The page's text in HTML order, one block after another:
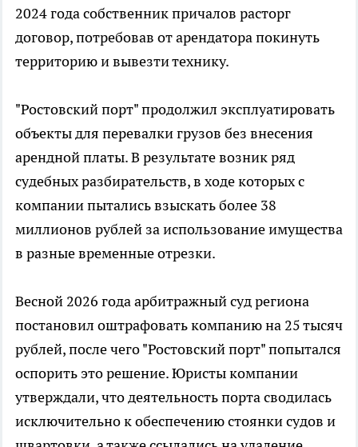
2024 года собственник причалов расторг
договор, потребовав от арендатора покинуть
территорию и вывезти технику.
"Ростовский порт" продолжил эксплуатировать
объекты для перевалки грузов без внесения
арендной платы. В результате возник ряд
судебных разбирательств, в ходе которых с
компании пытались взыскать более 38
миллионов рублей за использование имущества
в разные временные отрезки.
Весной 2026 года арбитражный суд региона
постановил оштрафовать компанию на 25 тысяч
рублей, после чего "Ростовский порт" попытался
оспорить это решение. Юристы компании
утверждали, что деятельность порта сводилась
исключительно к обеспечению стоянки судов и